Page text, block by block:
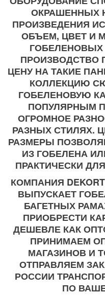
ОКРАШЕННЫХ
ПРОИЗВЕДЕНИЯ
ОБЪЕМ, ЦВЕТ И
ПРОИЗВОДСТВО
ЦЕНУ НА ТАКИЕ
КОЛЛЕКЦИЮ
ГОБЕЛЕНОВУЮ
ПОПУЛЯРНЫМ
ОГРОМНОЕ
РАЗНЫХ СТИЛЯХ.
РАЗМЕРЫ
ИЗ ГОБЕЛЕНА
ПРАКТИЧЕСКИ
КОМПАНИЯ
ВЫПУСКАЕТ
БАГЕТНЫХ
ПРИОБРЕСТИ
ДЕШЕВЛЕ КАК
ПРИНИМАЕМ
МАГАЗИНОВ И
ОТПРАВЛЯЕМ
РОССИИ
ПО